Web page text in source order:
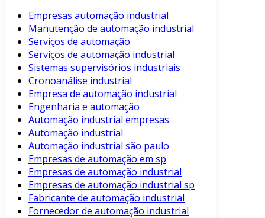
Empresas automação industrial
Manutenção de automação industrial
Serviços de automação
Serviços de automação industrial
Sistemas supervisórios industriais
Cronoanálise industrial
Empresa de automação industrial
Engenharia e automação
Automação industrial empresas
Automação industrial
Automação industrial são paulo
Empresas de automação em sp
Empresas de automação industrial
Empresas de automação industrial sp
Fabricante de automação industrial
Fornecedor de automação industrial